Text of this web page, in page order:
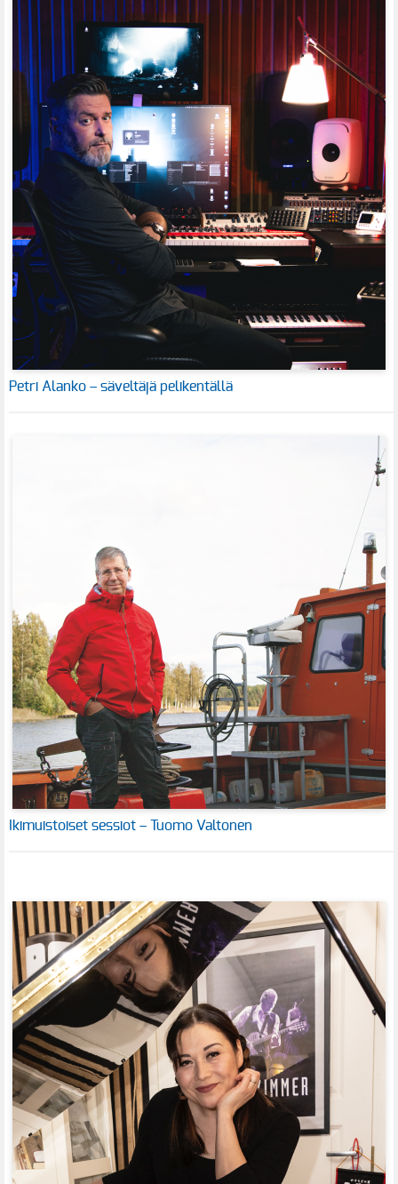
Petri Alanko – säveltäjä pelikentällä
Ikimuistoiset sessiot – Tuomo Valtonen